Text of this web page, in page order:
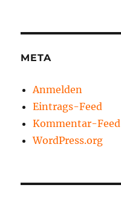
META
Anmelden
Eintrags-Feed
Kommentar-Feed
WordPress.org